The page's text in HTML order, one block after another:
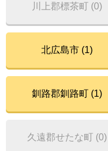
川上郡標茶町 (0)
北広島市 (1)
釧路郡釧路町 (1)
久遠郡せたな町 (0)